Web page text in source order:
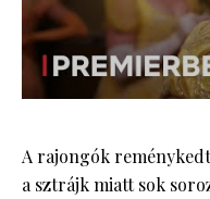
A rajongók
a sztrájk miatt sok